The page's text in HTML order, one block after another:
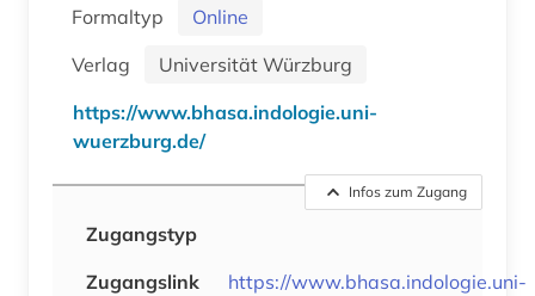
Formaltyp
Online
Verlag
Universität Würzburg
https://www.bhasa.indologie.uni-
wuerzburg.de/
Infos zum Zugang
Zugangstyp
Zugangslink
https://www.bhasa.indologie.uni-